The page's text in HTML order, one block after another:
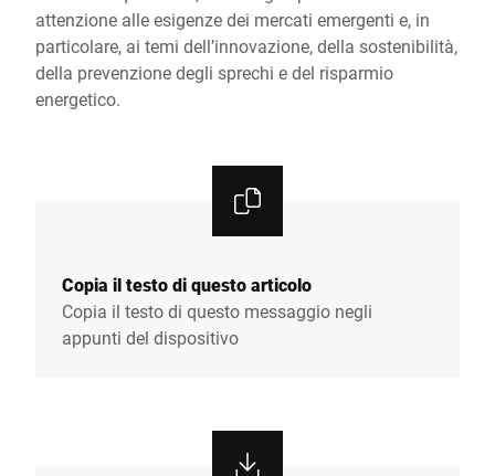
attenzione alle esigenze dei mercati emergenti e, in
particolare, ai temi dell’innovazione, della sostenibilità,
della prevenzione degli sprechi e del risparmio
energetico.
Copia il testo di questo articolo
Copia il testo di questo messaggio negli
appunti del dispositivo